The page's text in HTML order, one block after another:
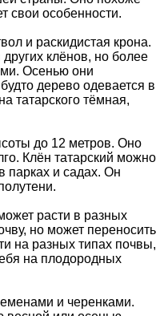
свои особенности.
и раскидистая крона.
клёнов, но более
Осенью они
дерево одевается в
татарского тёмная,
до 12 метров. Оно
Клён татарский можно
парках и садах. Он
расти в разных
но может переносить
на разных типах почвы,
на плодородных
и черенками.